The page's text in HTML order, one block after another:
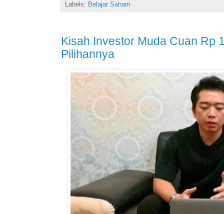
Labels: Belajar Saham
Kisah Investor Muda Cuan Rp
Pilihannya